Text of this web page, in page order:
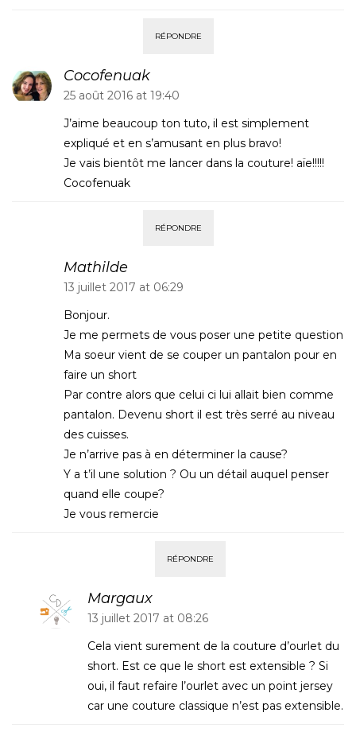
RÉPONDRE
Cocofenuak
25 août 2016 at 19:40
J’aime beaucoup ton tuto, il est simplement
expliqué et en s’amusant en plus bravo!
Je vais bientôt me lancer dans la couture! aïe!!!!!
Cocofenuak
RÉPONDRE
Mathilde
13 juillet 2017 at 06:29
Bonjour.
Je me permets de vous poser une petite question
Ma soeur vient de se couper un pantalon pour en
faire un short
Par contre alors que celui ci lui allait bien comme
pantalon. Devenu short il est très serré au niveau
des cuisses.
Je n’arrive pas à en déterminer la cause?
Y a t’il une solution ? Ou un détail auquel penser
quand elle coupe?
Je vous remercie
RÉPONDRE
Margaux
13 juillet 2017 at 08:26
Cela vient surement de la couture d’ourlet du
short. Est ce que le short est extensible ? Si
oui, il faut refaire l’ourlet avec un point jersey
car une couture classique n’est pas extensible.